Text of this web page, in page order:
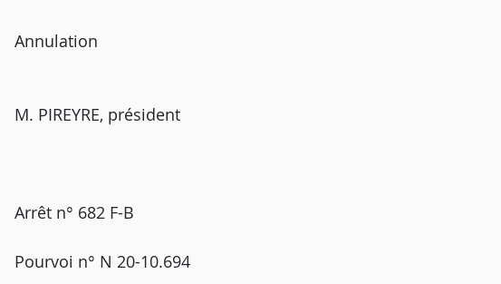
Annulation
M. PIREYRE, président
Arrêt n° 682 F-B
Pourvoi n° N 20-10.694